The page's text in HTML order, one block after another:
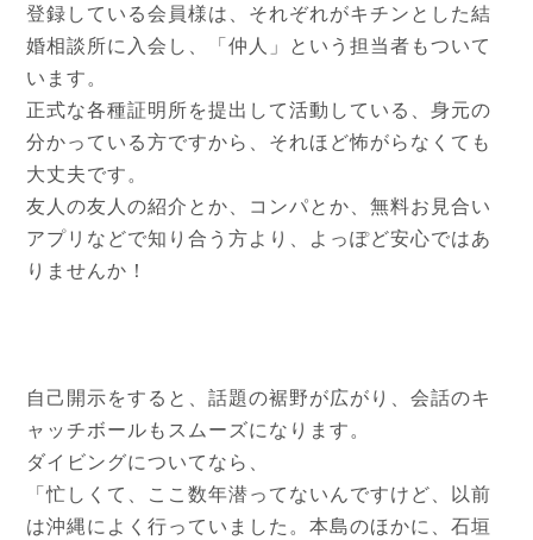
登録している会員様は、それぞれがキチンとした結
婚相談所に入会し、「仲人」という担当者もついて
います。
正式な各種証明所を提出して活動している、身元の
分かっている方ですから、それほど怖がらなくても
大丈夫です。
友人の友人の紹介とか、コンパとか、無料お見合い
アプリなどで知り合う方より、よっぽど安心ではあ
りませんか！
自己開示をすると、話題の裾野が広がり、会話のキ
ャッチボールもスムーズになります。
ダイビングについてなら、
「忙しくて、ここ数年潜ってないんですけど、以前
は沖縄によく行っていました。本島のほかに、石垣